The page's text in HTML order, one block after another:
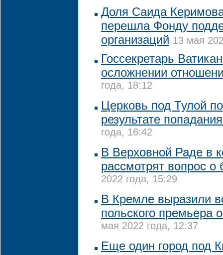
Доля Саида
перешла Фонду
организаций 13 мая
Госсекретарь
осложнении
года, 18:12
Церковь под Тулой
результате
года, 16:42
В Верховной Раде в
рассмотрят вопрос
2022 года, 15:29
В Кремле выразили
польского премьера
мая 2022 года, 12:37
Еще один город под